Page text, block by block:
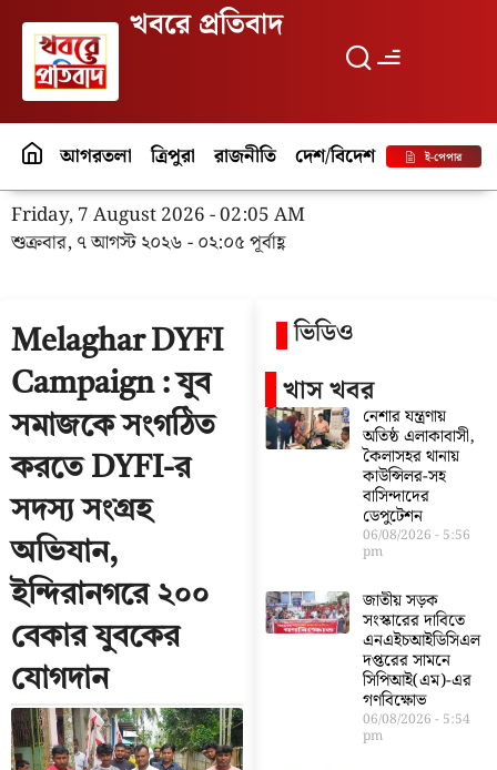
খবরে প্রতিবাদ
আগরতলা ত্রিপুরা রাজনীতি দেশ/বিদেশ পর্যটনই-পেপার
Friday, 7 August 2026 - 02:05 AM
শুক্রবার, ৭ আগস্ট ২০২৬ - ০২:০৫ পূর্বাহ্ণ
Melaghar DYFI
Campaign : যুব
সমাজকে সংগঠিত
করতে DYFI-র
সদস্য সংগ্রহ
অভিযান,
ইন্দিরানগরে ২০০
বেকার যুবকের
যোগদান
ভিডিও
খাস খবর
নেশার যন্ত্রণায়
অতিষ্ঠ এলাকাবাসী,
কৈলাসহর থানায়
কাউন্সিলর-সহ
বাসিন্দাদের
ডেপুটেশন
06/08/2026 5:56
pm
জাতীয় সড়ক
সংস্কারের দাবিতে
এনএইচআইডিসিএল
দপ্তরের সামনে
সিপিআই(এম)-এর
গণবিক্ষোভ
06/08/2026 5:54
pm